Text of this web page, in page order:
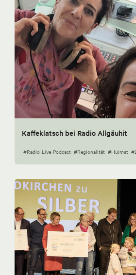
Kaffeklatsch bei Radio Allgäuhit
#Radio-Live-Podcast #Regionalität #Huimat